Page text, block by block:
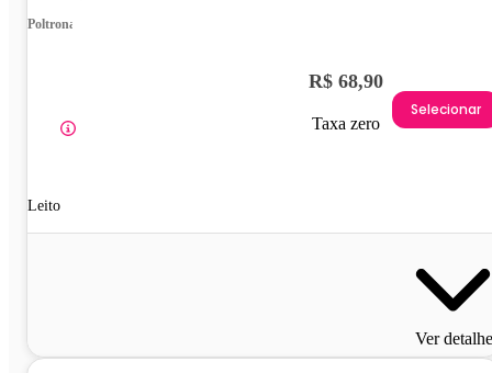
Poltrona
Leito
R$ 68,90
Taxa zero
Selecionar
Ver